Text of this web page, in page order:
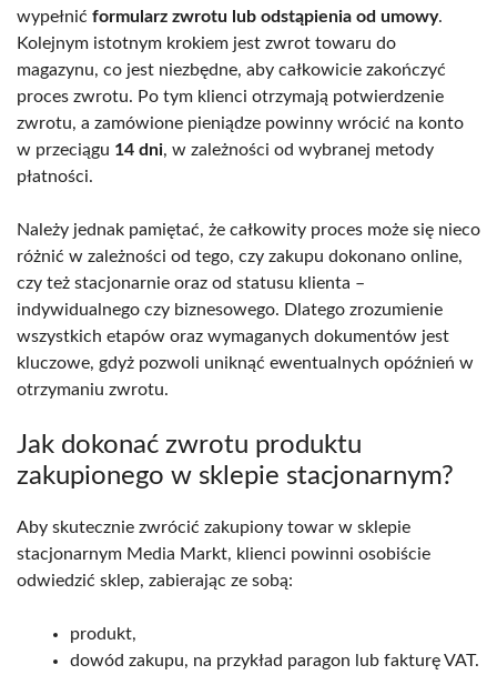
wypełnić formularz zwrotu lub odstąpienia od umowy.
Kolejnym istotnym krokiem jest zwrot towaru do
magazynu, co jest niezbędne, aby całkowicie zakończyć
proces zwrotu. Po tym klienci otrzymają potwierdzenie
zwrotu, a zamówione pieniądze powinny wrócić na konto
w przeciągu 14 dni, w zależności od wybranej metody
płatności.
Należy jednak pamiętać, że całkowity proces może się nieco
różnić w zależności od tego, czy zakupu dokonano online,
czy też stacjonarnie oraz od statusu klienta –
indywidualnego czy biznesowego. Dlatego zrozumienie
wszystkich etapów oraz wymaganych dokumentów jest
kluczowe, gdyż pozwoli uniknąć ewentualnych opóźnień w
otrzymaniu zwrotu.
Jak dokonać zwrotu produktu
zakupionego w sklepie stacjonarnym?
Aby skutecznie zwrócić zakupiony towar w sklepie
stacjonarnym Media Markt, klienci powinni osobiście
odwiedzić sklep, zabierając ze sobą:
produkt,
dowód zakupu, na przykład paragon lub fakturę VAT.